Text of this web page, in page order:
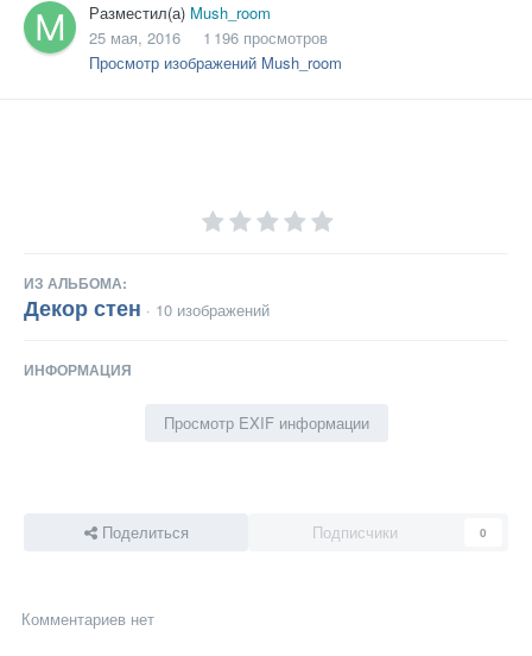
Разместил(а) Mush_room
25 мая, 2016
1 196 просмотров
Просмотр изображений Mush_room
ИЗ АЛЬБОМА:
Декор стен · 10 изображений
ИНФОРМАЦИЯ
Просмотр EXIF информации
Поделиться Подписчики 0
Комментариев нет